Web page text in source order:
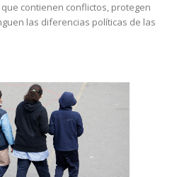
contienen conflictos, protegen
las diferencias políticas de las